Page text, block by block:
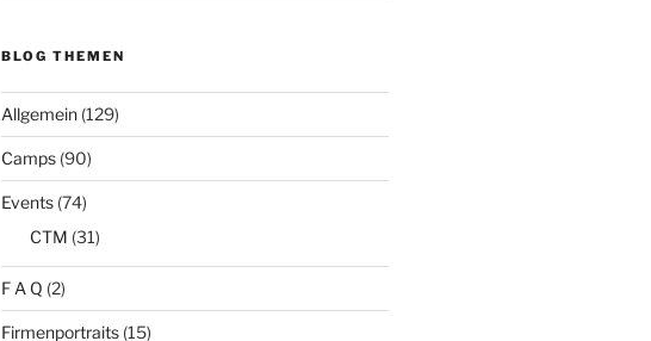
BLOG THEMEN
Allgemein(129)
Camps(90)
Events(74)
CTM (31)
F A Q (2)
Firmenportraits(15)